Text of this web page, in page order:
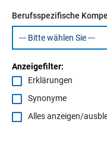
Berufsspezifische
Anzeigefilter:
Erklärungen
Synonyme
Alles anzeigen/